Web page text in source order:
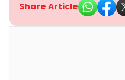
Share Article